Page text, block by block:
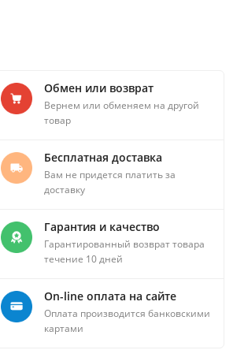
Обмен или возврат
Вернем или обменяем на другой
товар
Бесплатная доставка
Вам не придется платить за
доставку
Гарантия и качество
Гарантированный возврат товара
течение 10 дней
On-line оплата на сайте
Оплата производится банковскими
картами